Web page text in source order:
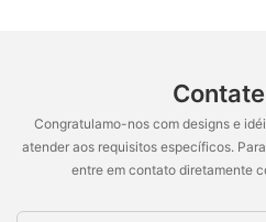
Congratulamo-nos com designs e
atender aos requisitos específicos.
entre em contato diretamente